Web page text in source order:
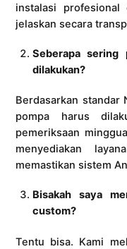
instalasi
jelaskan secara
Seberapa sering
dilakukan?
Berdasarkan standar
pompa harus
pemeriksaan
menyediakan
memastikan sistem
Bisakah saya
custom?
Tentu bisa. Kami